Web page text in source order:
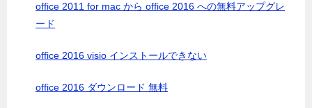
office 2011 for mac から office 2016 への無料アップグレ
ード
office 2016 visio インストールできない
office 2016 ダウンロード 無料